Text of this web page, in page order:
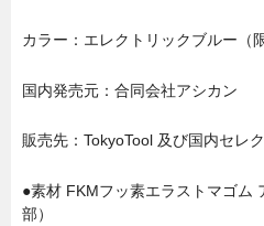
カラー：エレクトリックブルー（
国内発売元：合同会社アシカン
販売先：TokyoTool 及び国内セレ
●素材 FKMフッ素エラストマゴム
部）